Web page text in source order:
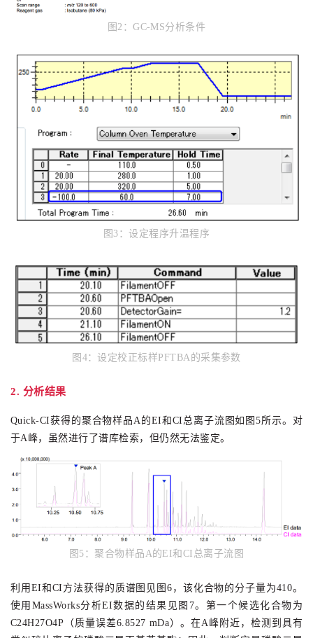
图2：GC-MS分析条件
图3：设定程序升温程序
图4：设定校正标样PFTBA的采集参数
2. 分析结果
Quick-CI获得的聚合物样品A的EI和CI总离子流图如图5所示。对
于A峰，虽然进行了谱库检索，但仍然无法鉴定。
图5：聚合物样品A的EI和CI总离子流图
利用EI和CI方法获得的质谱图见图6，该化合物的分子量为410。
使用MassWorks分析EI数据的结果见图7。 第一个候选化合物为
C24H27O4P（质量误差6.8527 mDa）。 在A峰附近，检测到具有